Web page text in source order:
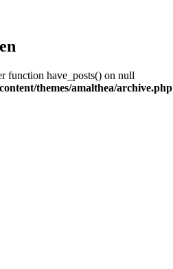
function have_posts() on null
themes/amalthea/archive.php